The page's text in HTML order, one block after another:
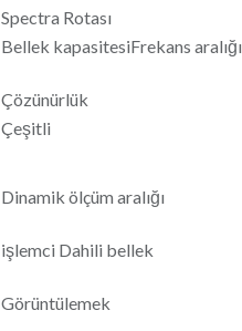
Spectra Rotası
Bellek kapasitesiFrekans aralığı
Çözünürlük
Çeşitli
Dinamik ölçüm aralığı
işlemci Dahili bellek
Görüntülemek